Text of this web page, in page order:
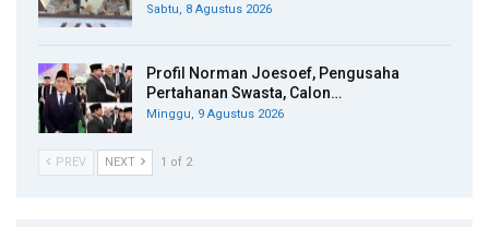
Sabtu, 8 Agustus 2026
Profil Norman Joesoef, Pengusaha
Pertahanan Swasta, Calon…
Minggu, 9 Agustus 2026
PREV NEXT 1 of 2